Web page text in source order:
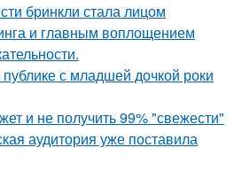
бринкли стала лицом
и главным воплощением
с младшей дочкой роки
и не получить 99% "свежести"
аудитория уже поставила